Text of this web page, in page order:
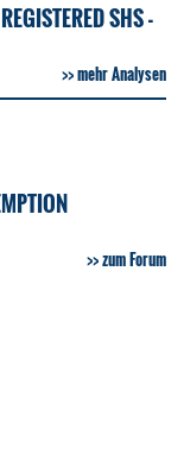
SHS -
mehr Analysen
zum Forum